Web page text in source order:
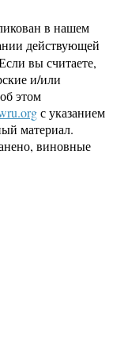
в нашем
действующей
вы считаете,
и/или
этом
с указанием
материал.
виновные